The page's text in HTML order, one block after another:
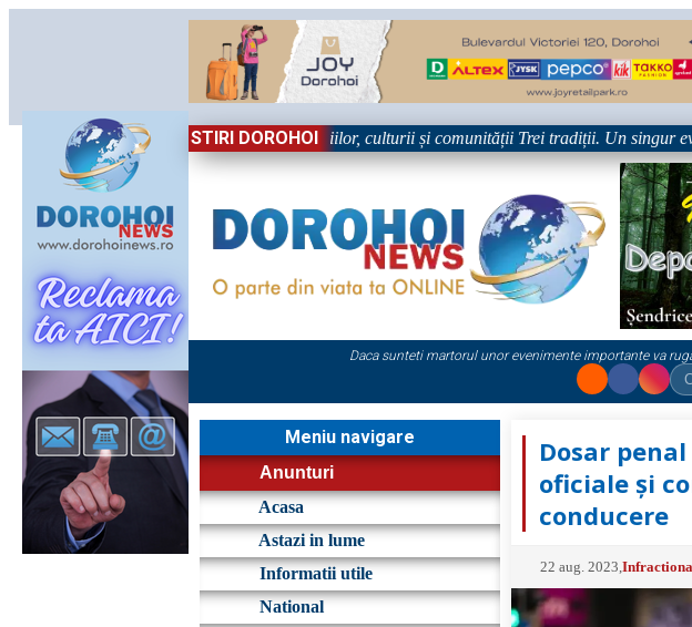
STIRI DOROHOI
Sărbătoare!” – trei zile dedicate tradițiilor, culturii și comunității Trei tradiții. Un singur
Daca sunteti martorul unor evenimente importante va
Meniu navigare
Anunturi
Acasa
Astazi in lume
Informatii utile
National
Dosar
oficiale și
conducere
22 aug. 2023 ,